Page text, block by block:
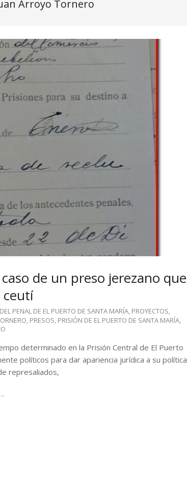
Arroyo Tornero
de un preso jerezano que
ceutí
PENAL DE EL PUERTO DE SANTA MARÍA, PROYECTOS,
, PRESOS, PRISIÓN DE EL PUERTO DE SANTA MARÍA,
determinado en la Prisión Central de El Puerto
políticos para dar apariencia jurídica a su política
represaliados,